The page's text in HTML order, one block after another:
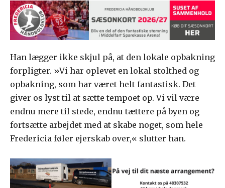
Han lægger ikke skjul på, at den lokale opbakning
forpligter. »Vi har oplevet en lokal stolthed og
opbakning, som har været helt fantastisk. Det
giver os lyst til at sætte tempoet op. Vi vil være
endnu mere til stede, endnu tættere på byen og
fortsætte arbejdet med at skabe noget, som hele
Fredericia føler ejerskab over,« slutter han.